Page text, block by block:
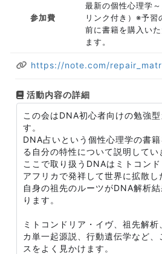
参加費
最新の個性心理学
リンク付き）※予習
前に書籍を購入い
ます。
https://note.com/
活動内容の詳細
この会はDNA初心者向けの勉強
す。
DNA占いという個性心理学の書
る自分の特性について説明してい
ここで取り扱うDNAはミトコンド
アフリカで発祥して世界に拡散
自身の祖先のルーツがDNA解析
ります。
ミトコンドリア・イヴ、祖先解
カ単一起源説、行動遺伝学など、
スをよく見かけます。